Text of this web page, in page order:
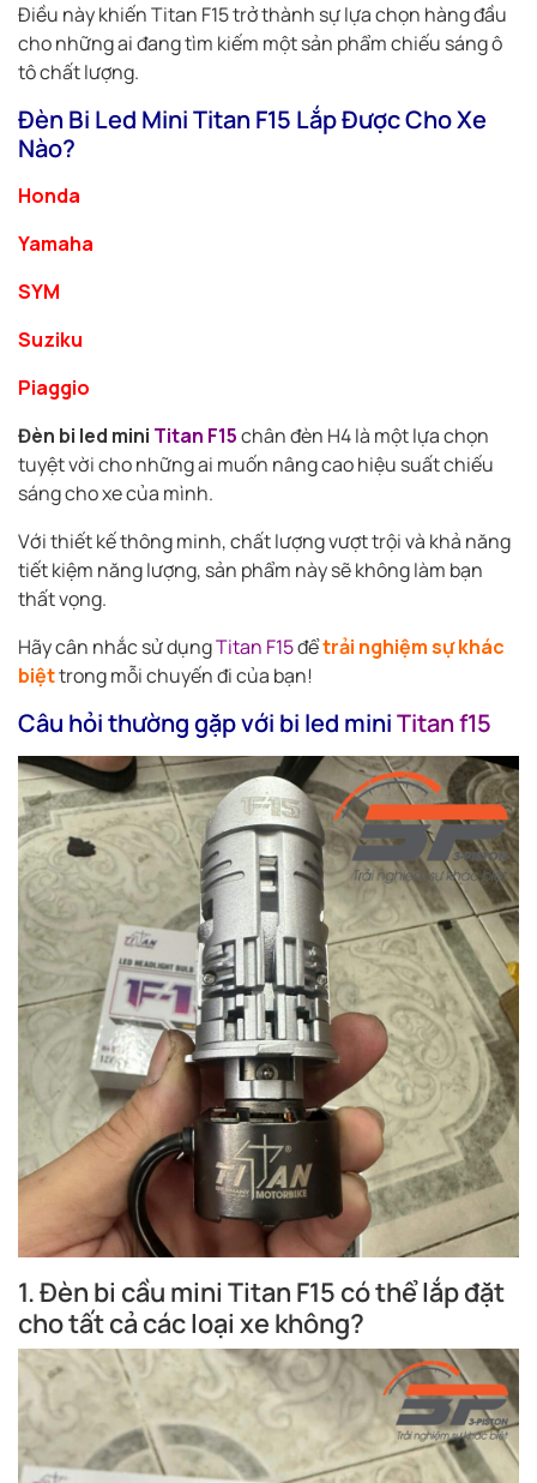
Điều này khiến Titan F15 trở thành sự lựa chọn hàng đầu
cho những ai đang tìm kiếm một sản phẩm chiếu sáng ô
tô chất lượng.
Đèn Bi Led Mini Titan F15 Lắp Được Cho Xe
Nào?
Honda
Yamaha
SYM
Suziku
Piaggio
Đèn bi led mini Titan F15chân đèn H4 là một lựa chọn
tuyệt vời cho những ai muốn nâng cao hiệu suất chiếu
sáng cho xe của mình.
Với thiết kế thông minh, chất lượng vượt trội và khả năng
tiết kiệm năng lượng, sản phẩm này sẽ không làm bạn
thất vọng.
Hãy cân nhắc sử dụngTitan F15đểtrải nghiệm sự khác
biệttrong mỗi chuyến đi của bạn!
Câu hỏi thường gặp với bi led miniTitan f15
1. Đèn bi cầu mini Titan F15 có thể lắp đặt
cho tất cả các loại xe không?